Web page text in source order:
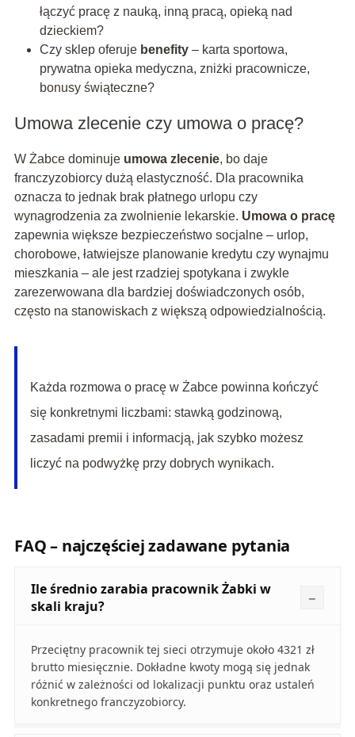
łączyć pracę z nauką, inną pracą, opieką nad
dzieckiem?
Czy sklep oferuje benefity– karta sportowa,
prywatna opieka medyczna, zniżki pracownicze,
bonusy świąteczne?
Umowa zlecenie czy umowa o pracę?
W Żabce dominuje umowa zlecenie, bo daje
franczyzobiorcy dużą elastyczność. Dla pracownika
oznacza to jednak brak płatnego urlopu czy
wynagrodzenia za zwolnienie lekarskie. Umowa o pracę
zapewnia większe bezpieczeństwo socjalne – urlop,
chorobowe, łatwiejsze planowanie kredytu czy wynajmu
mieszkania – ale jest rzadziej spotykana i zwykle
zarezerwowana dla bardziej doświadczonych osób,
często na stanowiskach z większą odpowiedzialnością.
Każda rozmowa o pracę w Żabce powinna kończyć
się konkretnymi liczbami: stawką godzinową,
zasadami premii i informacją, jak szybko możesz
liczyć na podwyżkę przy dobrych wynikach.
FAQ – najczęściej zadawane pytania
Ile średnio zarabia pracownik Żabki w
skali kraju?
Przeciętny pracownik tej sieci otrzymuje około 4321 zł
brutto miesięcznie. Dokładne kwoty mogą się jednak
różnić w zależności od lokalizacji punktu oraz ustaleń
konkretnego franczyzobiorcy.